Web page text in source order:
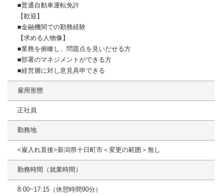
■普通自動車運転免許
【歓迎】
■金融機関での勤務経験
【求める人物像】
■業務を俯瞰し、問題点を見いだせる方
■部署のマネジメントができる方
■経営層に対し意見具申できる
雇用形態
正社員
勤務地
<雇入れ直後>新潟県十日町市＜変更の範囲＞無し
勤務時間（就業時間）
8:00~17:15（休憩時間90分）